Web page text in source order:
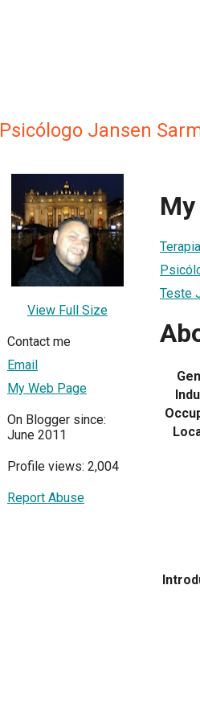
Psicólogo Jansen
View Full Size
Contact me
Email
My Web Page
On Blogger since:
June 2011
Profile views: 2,004
Report Abuse
Teste